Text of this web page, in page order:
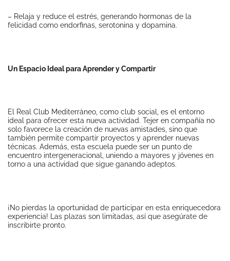
– Relaja y reduce el estrés, generando hormonas de la
felicidad como endorfinas, serotonina y dopamina.
Un Espacio Ideal para Aprender y Compartir
El Real Club Mediterráneo, como club social, es el entorno
ideal para ofrecer esta nueva actividad. Tejer en compañía no
solo favorece la creación de nuevas amistades, sino que
también permite compartir proyectos y aprender nuevas
técnicas. Además, esta escuela puede ser un punto de
encuentro intergeneracional, uniendo a mayores y jóvenes en
torno a una actividad que sigue ganando adeptos.
¡No pierdas la oportunidad de participar en esta enriquecedora
experiencia! Las plazas son limitadas, así que asegúrate de
inscribirte pronto.